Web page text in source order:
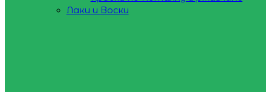
Лаки и Воски